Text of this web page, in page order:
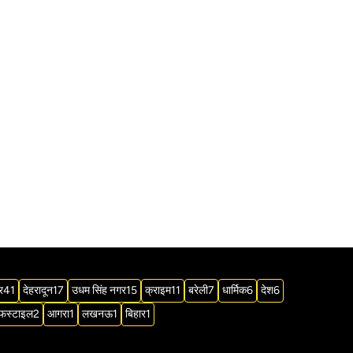
41 देहरादून17 उधम सिंह नगर15 क्राइम11 बरेली7 धार्मिक6 देश6
2 आगरा1 लखनऊ1 बिहार1